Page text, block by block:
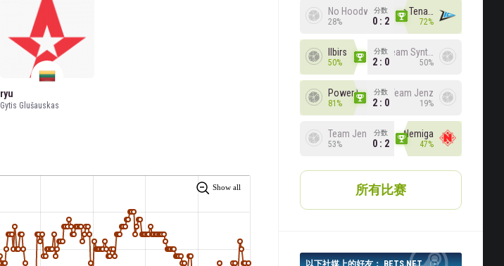
No Hoodwink
28%
分数
0 : 2
Zero Tenacity
72%
Ilbirs
50%
分数
2 : 0
Team Syntax
50%
Power Rangers
81%
分数
2 : 0
Team Jenz
19%
Team Jenz
53%
分数
0 : 2
Nemiga
47%
所有比赛
以下社媒上的好友： BETS.NET
ryu
Gytis Glušauskas
Show all